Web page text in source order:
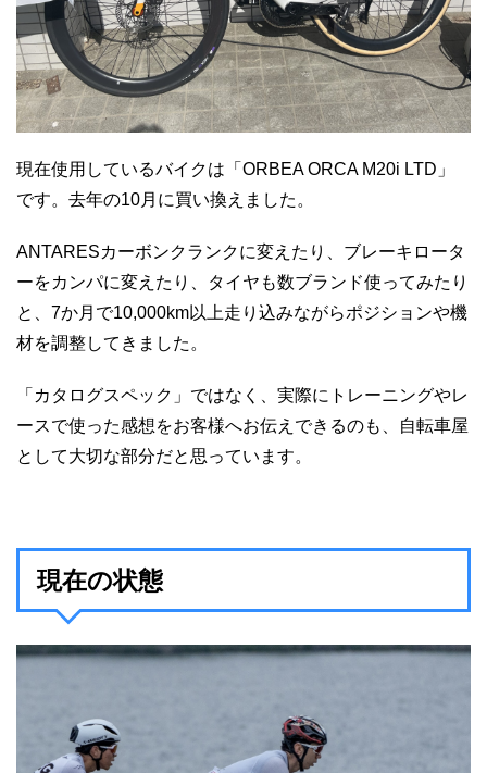
現在使用しているバイクは「ORBEA ORCA M20i LTD」
です。去年の10月に買い換えました。
ANTARESカーボンクランクに変えたり、ブレーキロータ
ーをカンパに変えたり、タイヤも数ブランド使ってみたり
と、7か月で10,000km以上走り込みながらポジションや機
材を調整してきました。
「カタログスペック」ではなく、実際にトレーニングやレ
ースで使った感想をお客様へお伝えできるのも、自転車屋
として大切な部分だと思っています。
現在の状態